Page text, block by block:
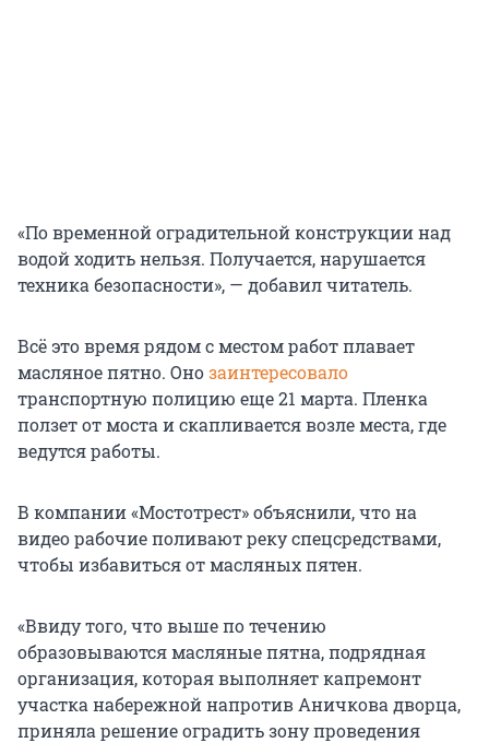
«По временной оградительной конструкции над
водой ходить нельзя. Получается, нарушается
техника безопасности», — добавил читатель.
Всё это время рядом с местом работ плавает
масляное пятно. Онозаинтересовало
транспортную полицию еще 21 марта. Пленка
ползет от моста и скапливается возле места, где
ведутся работы.
В компании «Мостотрест» объяснили, что на
видео рабочие поливают реку спецсредствами,
чтобы избавиться от масляных пятен.
«Ввиду того, что выше по течению
образовываются масляные пятна, подрядная
организация, которая выполняет капремонт
участка набережной напротив Аничкова дворца,
приняла решение оградить зону проведения